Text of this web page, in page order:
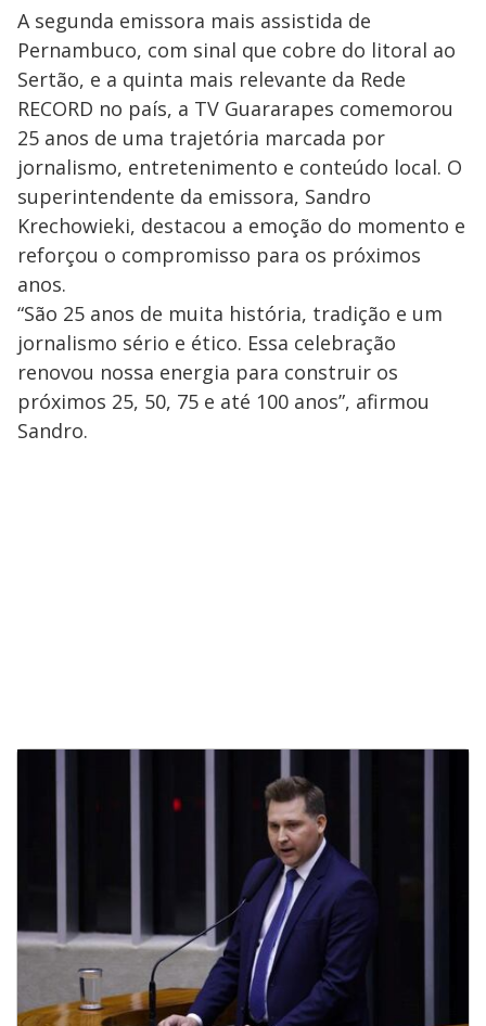
A segunda emissora mais assistida de
Pernambuco, com sinal que cobre do litoral ao
Sertão, e a quinta mais relevante da Rede
RECORD no país, a TV Guararapes comemorou
25 anos de uma trajetória marcada por
jornalismo, entretenimento e conteúdo local. O
superintendente da emissora, Sandro
Krechowieki, destacou a emoção do momento e
reforçou o compromisso para os próximos
anos.
“São 25 anos de muita história, tradição e um
jornalismo sério e ético. Essa celebração
renovou nossa energia para construir os
próximos 25, 50, 75 e até 100 anos”, afirmou
Sandro.